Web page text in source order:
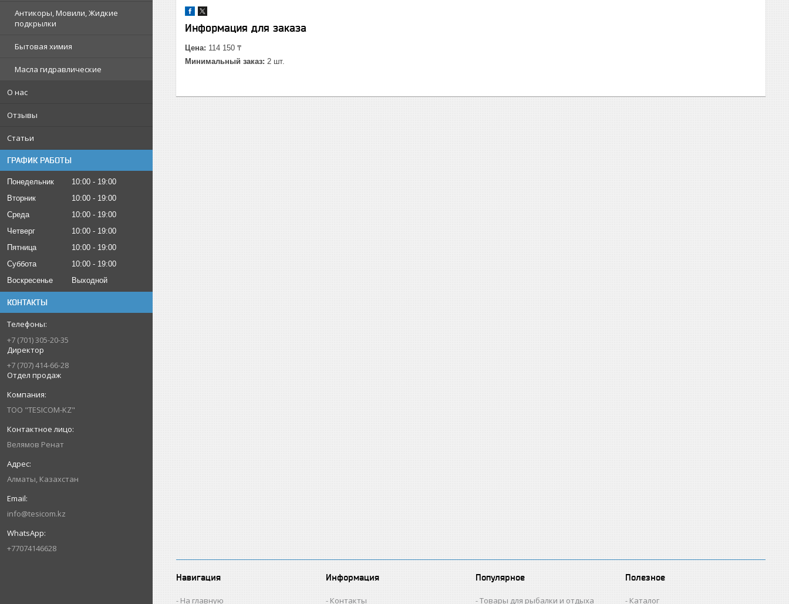
Антикоры, Мовили, Жидкие
подкрылки
Бытовая химия
Масла гидравлические
О нас
Отзывы
Статьи
ГРАФИК РАБОТЫ
Понедельник 10:00
19:00
Вторник
10:00
19:00
Среда
10:00
19:00
Четверг
10:00
19:00
Пятница
10:00
19:00
Суббота
10:00
19:00
Воскресенье
Выходной
КОНТАКТЫ
+7 (701) 305-20-35
Директор
+7 (707) 414-66-28
Отдел продаж
ТОО "TESICOM-KZ"
Велямов Ренат
Алматы, Казахстан
info@tesicom.kz
+77074146628
Информация для заказа
Цена: 114 150 ₸
Минимальный заказ: 2 шт.
Навигация
На главную
Информация
Контакты
Популярное
Товары для рыбалки и отдыха
Полезное
Каталог